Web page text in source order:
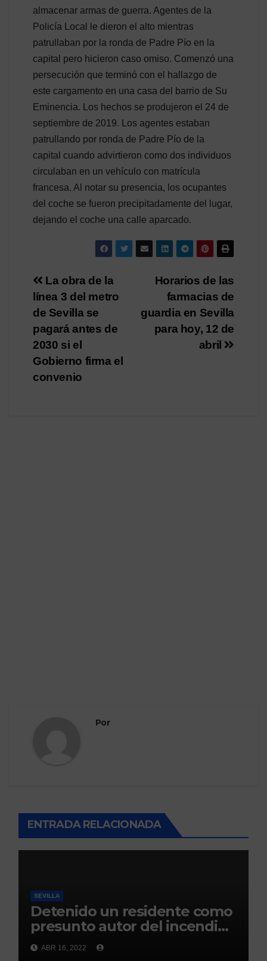
almacenar armas de guerra. Agentes de la
Policía Local le dieron el alto mientras
patrullaban por la ronda de Padre Pío en la
capital pero hicieron caso omiso. Comenzó una
persecución que terminó con el hallazgo de
este cargamento en una casa del barrio de Su
Eminencia. Los hechos se produjeron el 24 de
septiembre de 2019. Los agentes estaban
patrullando por ronda de Padre Pío de la
capital cuando advirtieron como dos individuos
circulaban en un vehículo con matrícula
francesa. Al notar su presencia, los ocupantes
del coche se fueron precipitadamente del lugar,
dejando el coche una calle aparcado.
Navegación
de
entradas
Horarios de las
farmacias de
guardia en Sevilla
para hoy, 12 de
abril
La obra de la
línea 3 del metro
de Sevilla se
pagará antes de
2030 si el
Gobierno firma el
convenio
Por
ENTRADA RELACIONADA
SEVILLA
Detenido un residente como
presunto autor del incendio
en una residencia para
personas con discapacidad
ABR 16, 2022